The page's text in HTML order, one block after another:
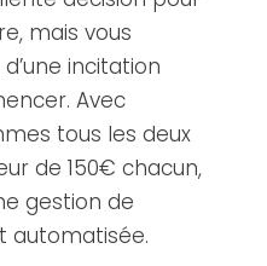
mais vous
incitation
Avec
tous les deux
de 150€ chacun,
gestion de
automatisée.